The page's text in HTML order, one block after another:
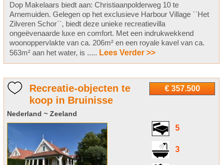
Dop Makelaars biedt aan: Christiaanpolderweg 10 te
Arnemuiden. Gelegen op het exclusieve Harbour Village ``Het
Zilveren Schor``, biedt deze unieke recreatievilla
ongeëvenaarde luxe en comfort. Met een indrukwekkend
woonoppervlakte van ca. 206m² en een royale kavel van ca.
563m² aan het water, is ..... Lees Verder >>
€ 357.500
Recreatie-objecten te
koop in Bruinisse
Nederland ~ Zeeland
5
3